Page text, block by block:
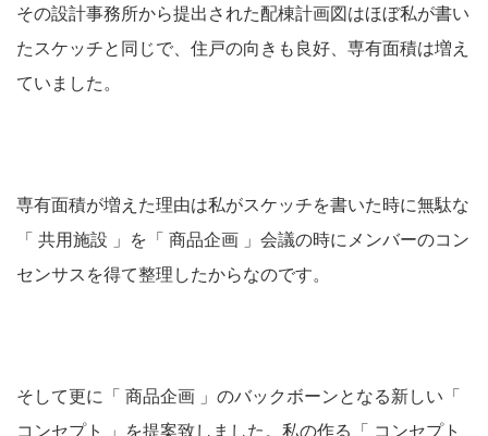
その設計事務所から提出された配棟計画図はほぼ私が書い
たスケッチと同じで、住戸の向きも良好、専有面積は増え
ていました。
専有面積が増えた理由は私がスケッチを書いた時に無駄な
「 共用施設 」を「 商品企画 」会議の時にメンバーのコン
センサスを得て整理したからなのです。
そして更に「 商品企画 」のバックボーンとなる新しい「
コンセプト 」を提案致しました。私の作る「 コンセプト